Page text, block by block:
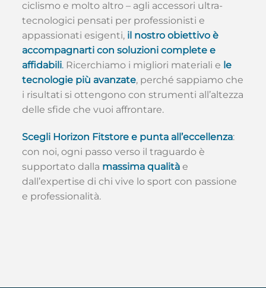
ciclismo e molto altro – agli accessori ultra-
tecnologici pensati per professionisti e
appassionati esigenti, il nostro obiettivo è
accompagnarti con soluzioni complete e
affidabili. Ricerchiamo i migliori materiali e le
tecnologie più avanzate, perché sappiamo che
i risultati si ottengono con strumenti all’altezza
delle sfide che vuoi affrontare.
Scegli Horizon Fitstore e punta all’eccellenza:
con noi, ogni passo verso il traguardo è
supportato dalla massima qualità e
dall’expertise di chi vive lo sport con passione
e professionalità.